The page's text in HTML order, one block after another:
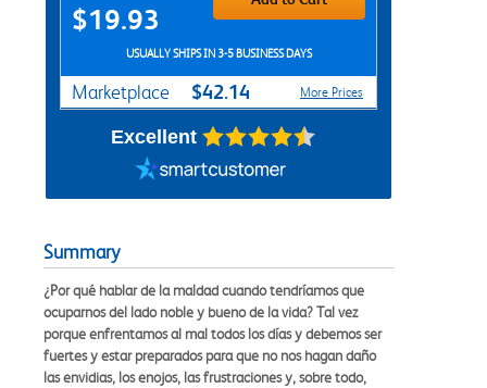
$19.93
USUALLY SHIPS IN 3-5 BUSINESS DAYS
Marketplace $42.14 More Prices
Excellent
Summary
¿Por qué hablar de la maldad cuando tendríamos que
ocuparnos del lado noble y bueno de la vida? Tal vez
porque enfrentamos al mal todos los días y debemos ser
fuertes y estar preparados para que no nos hagan daño
las envidias, los enojos, las frustraciones y, sobre todo,